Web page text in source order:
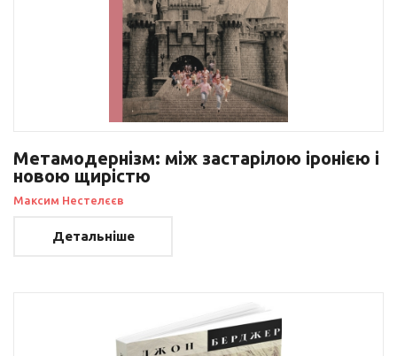
Метамодернізм: між застарілою іронією і
новою щирістю
Максим Нестелєєв
Детальніше